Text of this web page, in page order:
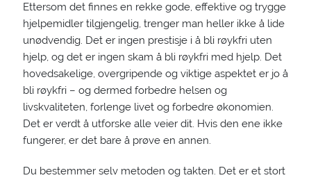
Ettersom det finnes en rekke gode, effektive og trygge
hjelpemidler tilgjengelig, trenger man heller ikke å lide
unødvendig. Det er ingen prestisje i å bli røykfri uten
hjelp, og det er ingen skam å bli røykfri med hjelp. Det
hovedsakelige, overgripende og viktige aspektet er jo å
bli røykfri – og dermed forbedre helsen og
livskvaliteten, forlenge livet og forbedre økonomien.
Det er verdt å utforske alle veier dit. Hvis den ene ikke
fungerer, er det bare å prøve en annen.
Du bestemmer selv metoden og takten. Det er et stort